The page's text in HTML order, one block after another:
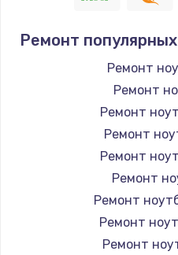
Ремонт
Ремонт
Ремонт
Ремонт
Ремонт
Ремонт
Ремонт
Ремонт
Ремонт
Ремонт